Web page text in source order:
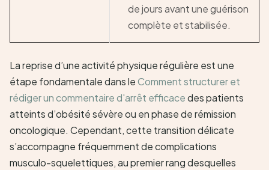
de jours avant une guérison
complète et stabilisée.
La reprise d’une activité physique régulière est une
étape fondamentale dans leComment structurer et
rédiger un commentaire d'arrêt efficacedes patients
atteints d’obésité sévère ou en phase de rémission
oncologique. Cependant, cette transition délicate
s’accompagne fréquemment de complications
musculo-squelettiques, au premier rang desquelles